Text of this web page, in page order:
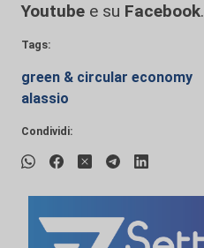
Youtube e su Facebook.
Tags:
green & circular economy
alassio
Condividi: